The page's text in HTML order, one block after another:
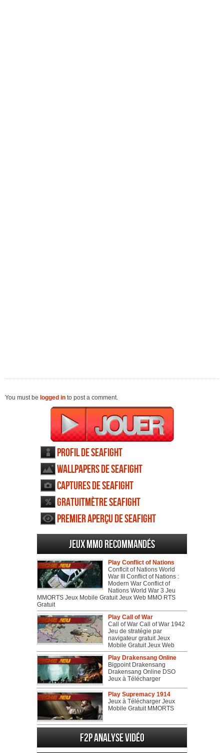
You must be logged in to post a comment.
Profil de Seafight
Wallpapers de Seafight
Captures de Seafight
Gratuitmètre Seafight
Premier aperçu de Seafight
Jeux MMO recommandés
Play Conflict of Nations
Conflcit of Nations World
War III Conflict of Nations :
Modern War Conflict of
Nations World War 3 Jeu
MMORTS Jeux Mobile Gratuit Jeux Web MMO RTS
Gratuit
Play Call of War
Call of War Call of War 1942
Jeu de stratégie par
navigateur gratuit Jeux
Mobile Gratuit Jeux Web
Play Drakensang Online
Bigpoint Drakensang
Drakensang Online DSO
Jeux à Télécharger
Play Supremacy 1914
Jeux à Télécharger Jeux
Mobile Gratuit MMORTS
F2P Analyse vidéo